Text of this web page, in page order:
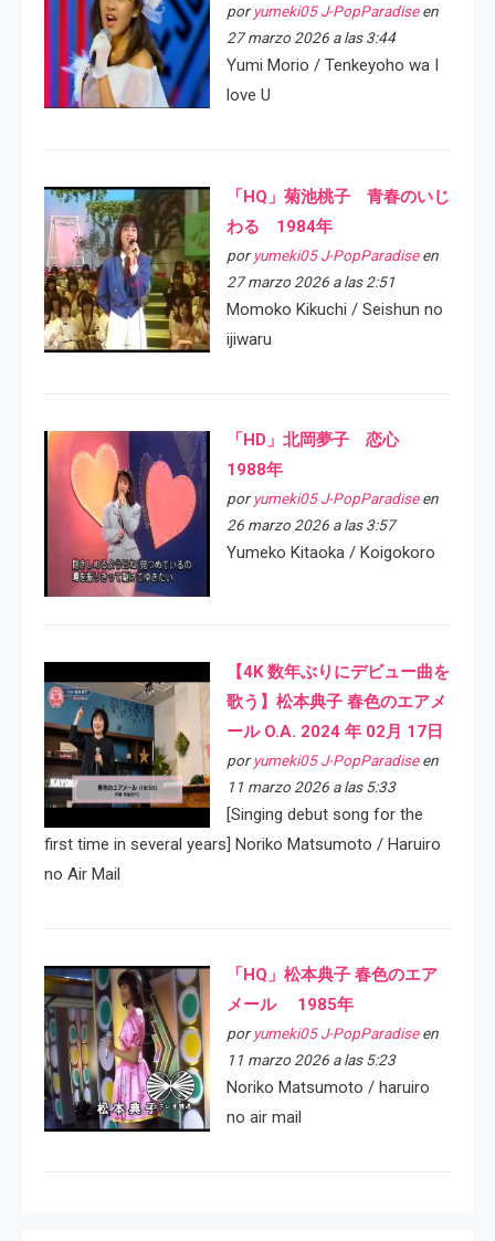
por yumeki05 J-PopParadiseen
27 marzo 2026 a las 3:44
Yumi Morio / Tenkeyoho wa I
love U
「HQ」菊池桃子 青春のいじ
わる 1984年
por yumeki05 J-PopParadiseen
27 marzo 2026 a las 2:51
Momoko Kikuchi / Seishun no
ijiwaru
「HD」北岡夢子 恋心
1988年
por yumeki05 J-PopParadiseen
26 marzo 2026 a las 3:57
Yumeko Kitaoka / Koigokoro
【4K 数年ぶりにデビュー曲を
歌う】松本典子 春色のエアメ
ール O.A. 2024 年 02月 17日
por yumeki05 J-PopParadiseen
11 marzo 2026 a las 5:33
[Singing debut song for the
first time in several years] Noriko Matsumoto / Haruiro
no Air Mail
「HQ」松本典子 春色のエア
メール 1985年
por yumeki05 J-PopParadiseen
11 marzo 2026 a las 5:23
Noriko Matsumoto / haruiro
no air mail